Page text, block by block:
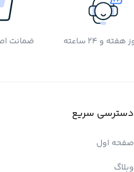
ضمانت
دسترسی سریع
صفحه اول
وبلاگ